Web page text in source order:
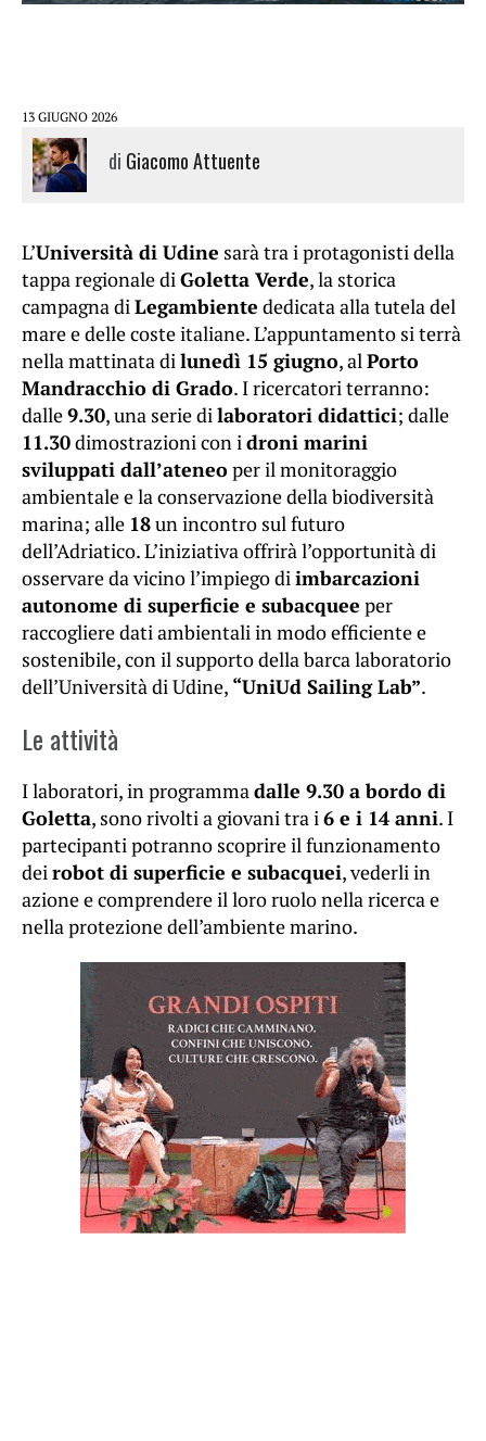
13 GIUGNO 2026
di Giacomo Attuente
L’Università di Udine sarà tra i protagonisti della
tappa regionale diGoletta Verde, la storica
campagna diLegambiente dedicata alla tutela del
mare e delle coste italiane. L’appuntamento si terrà
nella mattinata dilunedì 15 giugno, alPorto
Mandracchio di Grado. I ricercatori terranno:
dalle9.30, una serie dilaboratori didattici; dalle
11.30dimostrazioni con idroni marini
sviluppati dall’ateneoper il monitoraggio
ambientale e la conservazione della biodiversità
marina; alle 18un incontro sul futuro
dell’Adriatico. L’iniziativa offrirà l’opportunità di
osservare da vicino l’impiego diimbarcazioni
autonome di superficie e subacquee per
raccogliere dati ambientali in modo efficiente e
sostenibile, con il supporto della barca laboratorio
dell’Università di Udine, “UniUd Sailing Lab”.
Le attività
I laboratori, in programmadalle 9.30 a bordo di
Goletta, sono rivolti a giovani tra i6 e i 14 anni. I
partecipanti potranno scoprire il funzionamento
deirobot di superficie e subacquei, vederli in
azione e comprendere il loro ruolo nella ricerca e
nella protezione dell’ambiente marino.